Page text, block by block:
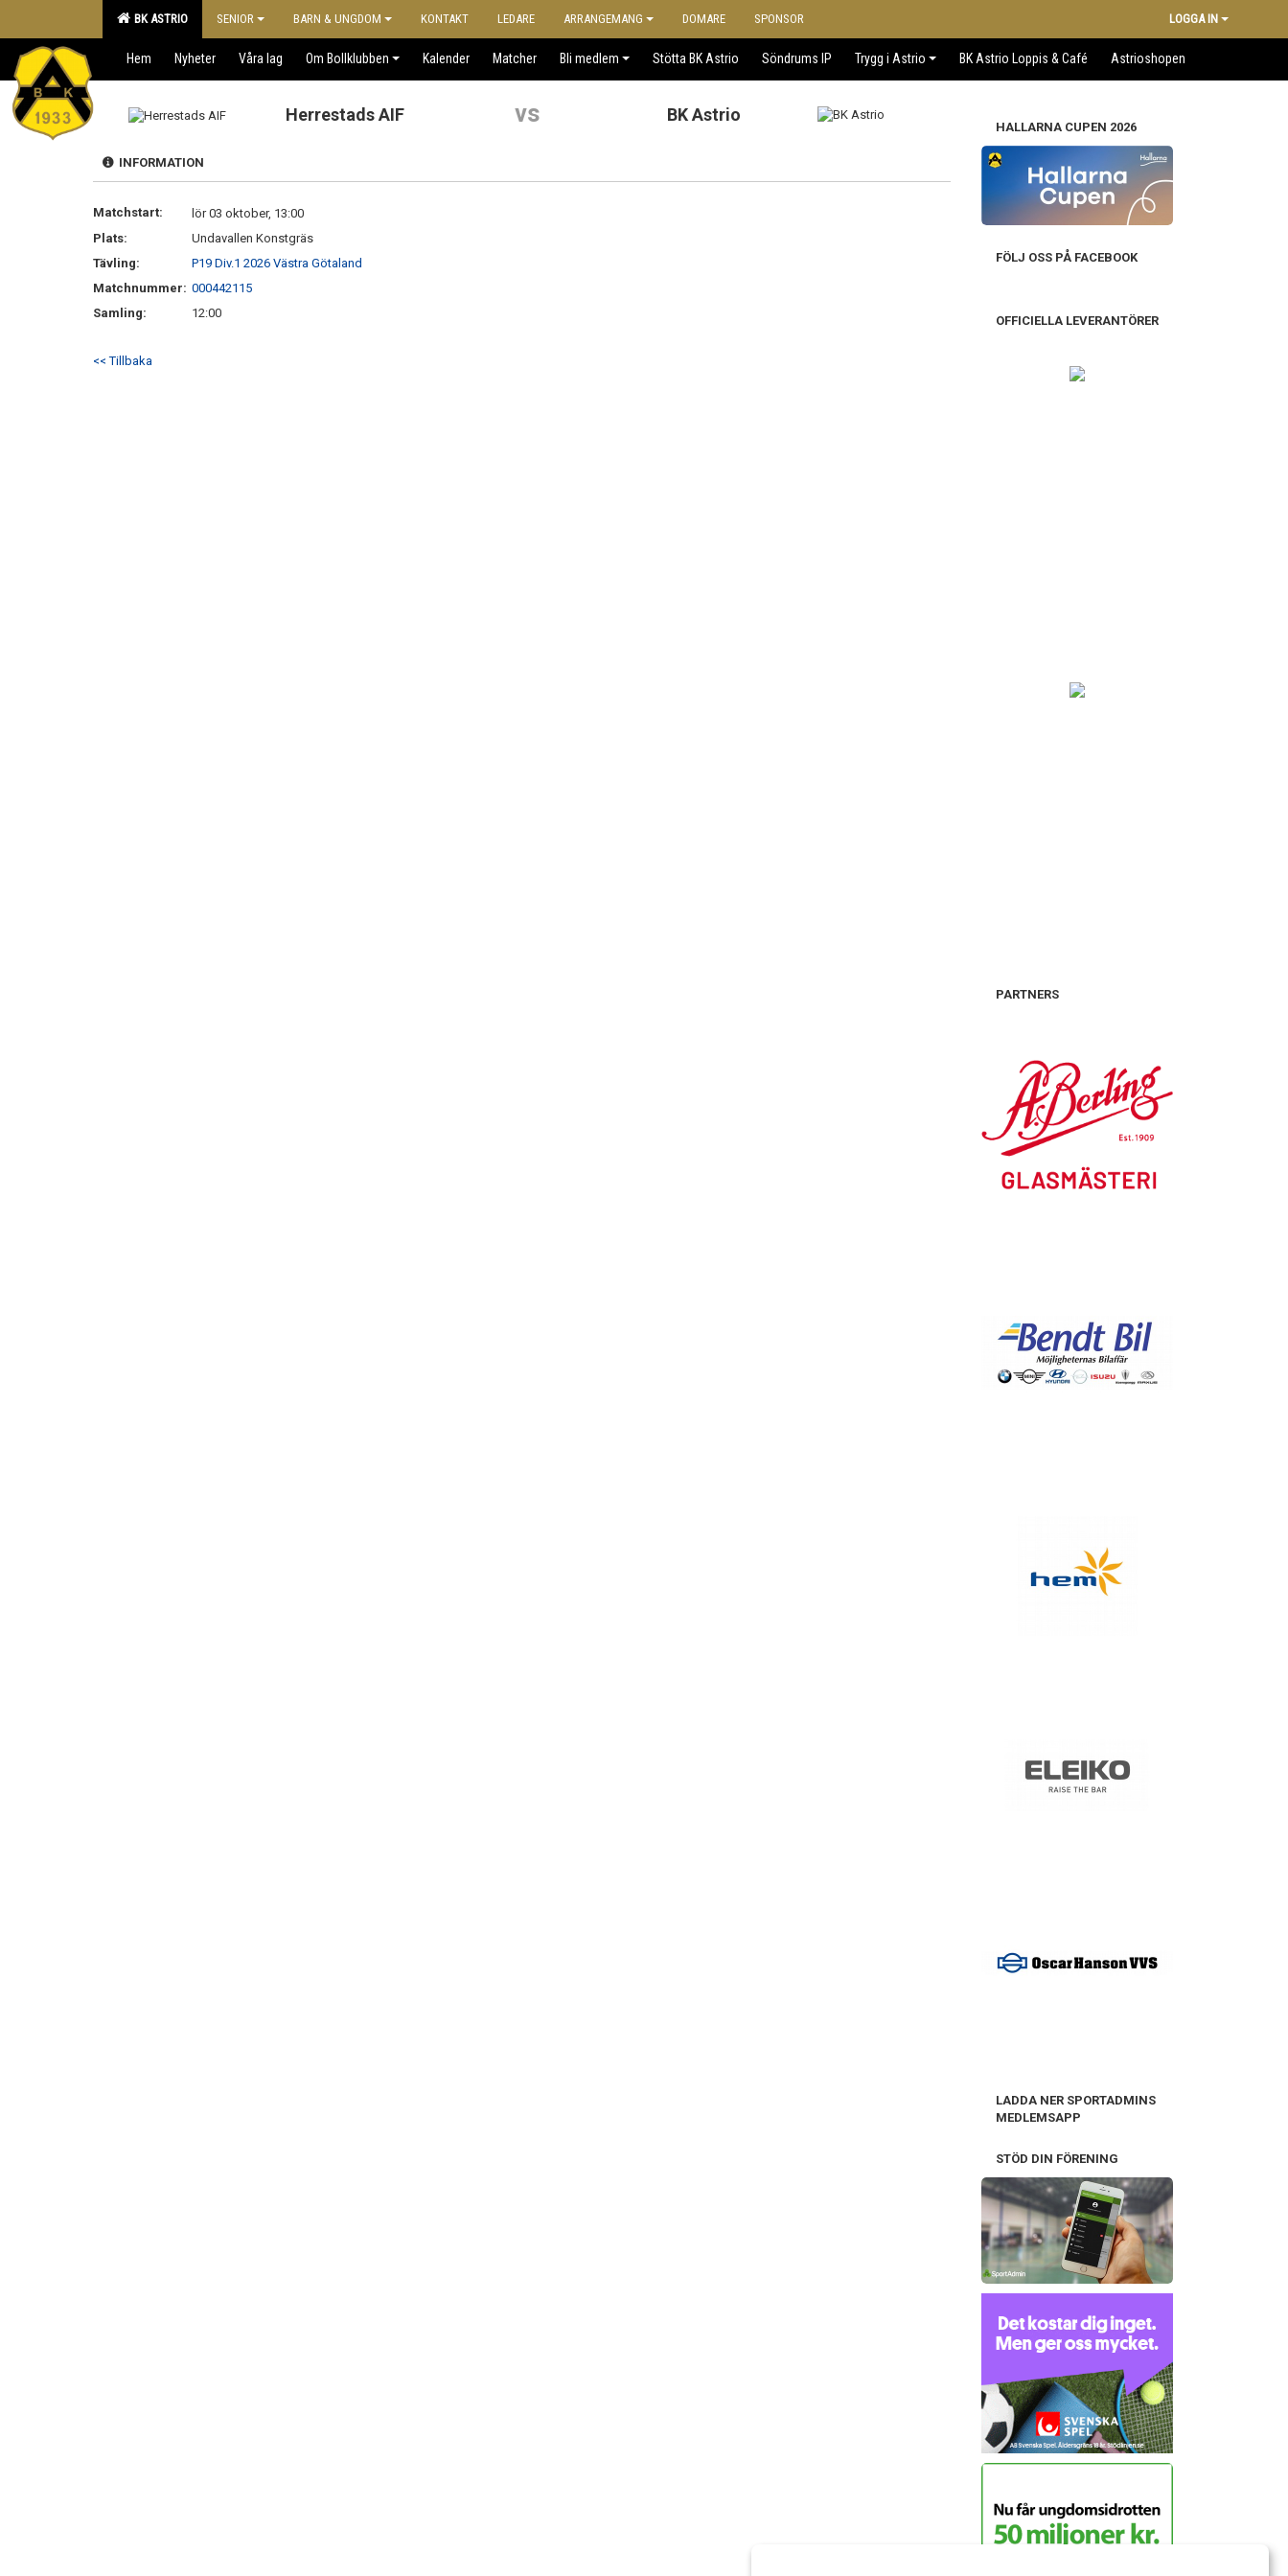
BK ASTRIO SENIOR BARN & UNGDOM KONTAKT LEDARE ARRANGEMANG DOMARE SPONSOR LOGGA IN
Hem Nyheter Våra lag Om Bollklubben Kalender Matcher Bli medlem Stötta BK Astrio Söndrums IP Trygg i Astrio BK Astrio Loppis & Café Astrioshopen
Herrestads AIF vs BK Astrio
INFORMATION
Matchstart:
lör 03 oktober, 13:00
Plats:
Undavallen Konstgräs
Tävling:
P19 Div.1 2026 Västra Götaland
Matchnummer: 000442115
Samling:
12:00
<< Tillbaka
HALLARNA CUPEN 2026
FÖLJ OSS PÅ FACEBOOK
OFFICIELLA LEVERANTÖRER
PARTNERS
LADDA NER SPORTADMINS
MEDLEMSAPP
STÖD DIN FÖRENING